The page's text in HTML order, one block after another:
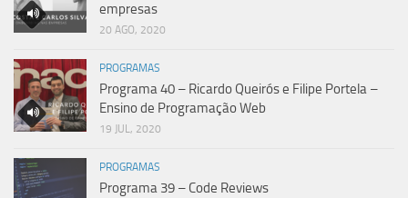
empresas
20 AGO, 2020
PROGRAMAS
Programa 40 – Ricardo Queirós e Filipe Portela –
Ensino de Programação Web
19 JUL, 2020
PROGRAMAS
Programa 39 – Code Reviews